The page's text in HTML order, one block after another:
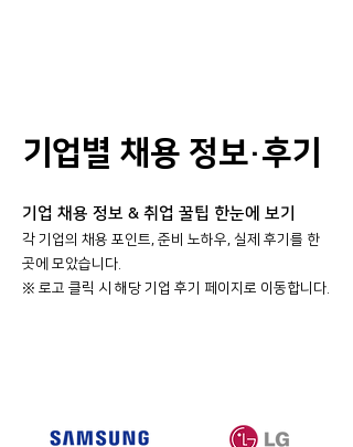
기업별 채용 정보·후기
기업 채용 정보 & 취업 꿀팁 한눈에 보기
각 기업의 채용 포인트, 준비 노하우, 실제 후기를 한
곳에 모았습니다.
​※ 로고 클릭 시 해당 기업 후기 페이지로 이동합니다.